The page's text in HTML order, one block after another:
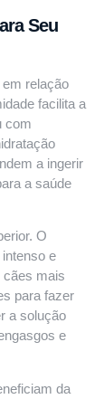
Seu
relação
facilita a
com
a ingerir
a saúde
O
e
cães mais
para fazer
a solução
e
da